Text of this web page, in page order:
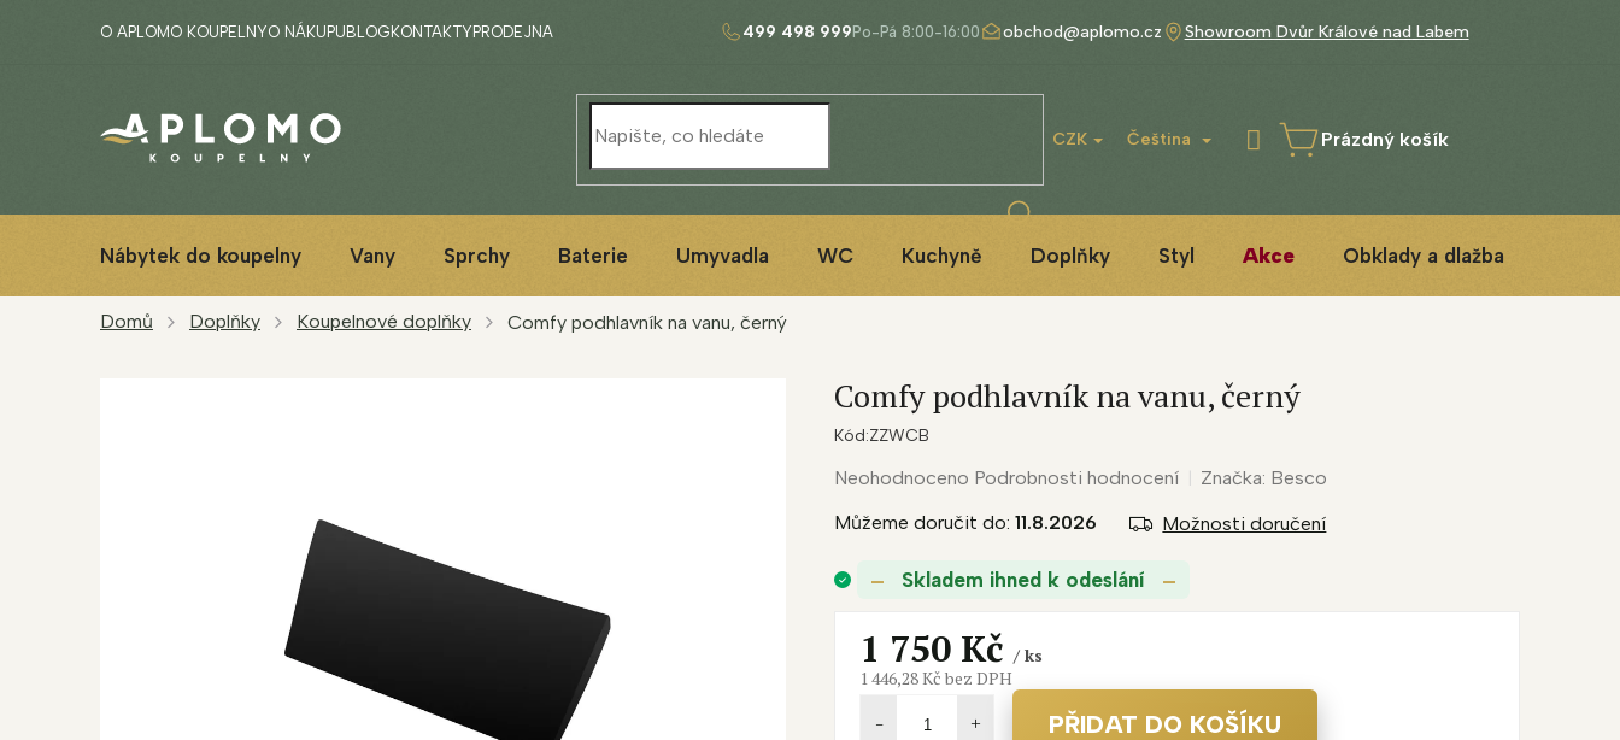
499 498 999 obchod@aplomo.cz Showroom Dvůr Králové nad Labem
O APLOMO KOUPELNYO NÁKUPU BLOG KONTAKTY PRODEJNA
CZK Čeština
NÁKUPNÍ
Prázdný košík
Nábytek do koupelny Vany Sprchy Baterie Umyvadla WC Kuchyně Doplňky Styl Akce Obklady a dlažba
Domů Doplňky Koupelnové doplňky Comfy podhlavník na vanu, černý
Skladem ihned k odeslání
Můžeme doručit do: 11.8.2026 Možnosti doručení
Comfy podhlavník na vanu, černý
Kód:ZZWCB
Průměrné
produktu
0,0
hvězdiček.
Neohodnoceno Podrobnosti hodnocení Značka: Besco
1 750 Kč/ ks
1 446,28 Kč bez DPH
PŘIDAT DO KOŠÍKU